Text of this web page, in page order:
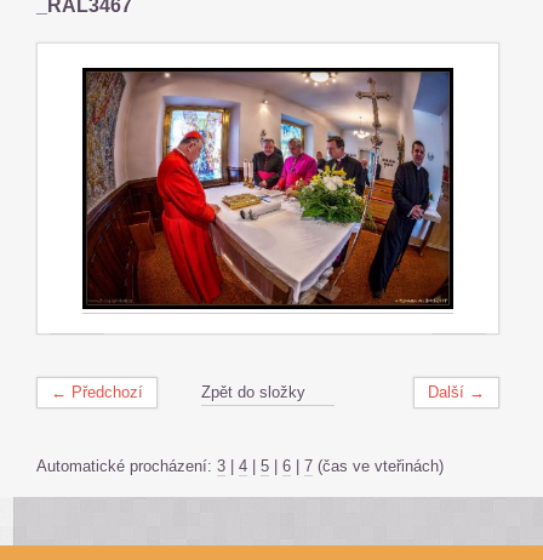
_RAL3467
← Předchozí Další →
Zpět do složky
Automatické procházení: 3 4 5 6 7 (čas ve vteřinách)